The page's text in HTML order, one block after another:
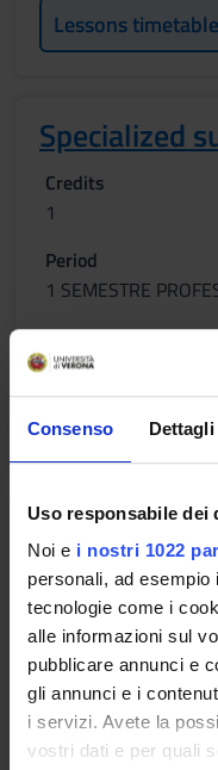
Consenso Dettagli
Uso responsabile dei
Noi e i nostri 1022
personali, ad
tecnologie come i
alle informazioni sul
pubblicare annunci e
gli annunci e i
i servizi. Avete la
vostri dati e per quali
Lessons timetable
Specialized
Credits
1
Period
1 SEMESTRE
Academic staff
Paolo Braga
Lessons timetable
Critical care
Credits
1
Period
1 SEMESTRE
Academic staff